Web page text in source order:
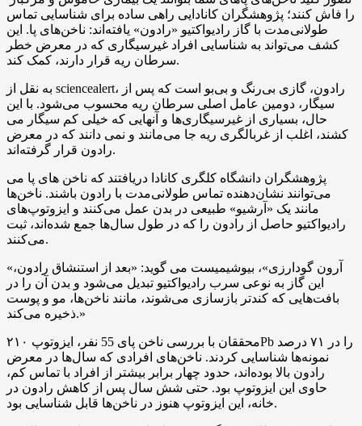
را فاش کنند؛ پژوهشگران کانادایی راهی ساده برای شناسایی تماس
طولانی‌مدت با گاز رادیواکتیو «رادون» یافته‌اند: ناخن‌های پا. این
کشف می‌تواند به شناسایی افراد غیرسیگاری که در معرض خطر
سرطان ریه قرار دارند، کمک کند.
به نقل از sciencealert، رادون، گازی بی‌رنگ و بی‌بو است که پس از
سیگار، دومین عامل اصلی سرطان ریه محسوب می‌شود. با این
حال، بسیاری از غیرسیگاری‌ها و آنهایی که خیلی کم سیگار می
کشند، اغلب از غربالگری ریه جا می‌مانند و نمی دانند که در معرض
رادون قرار گرفته‌اند.
پژوهشگران دانشگاه کلگری کانادا دریافتند که ناخن های پا می
می‌توانند نشان‌دهنده تماس طولانی‌مدت با رادون باشند. ناخن‌ها
مانند یک «آرشیو» طبیعی در بدن عمل می‌کنند و ایزوتوپ‌های
رادیواکتیو حاصل از رادون را که در طول سال‌ها جمع شده‌اند، ثبت
می‌کنند.
«آرون گودارزی»، بیوشیمیست می گوید: «بعد از استنشاق رادون،
این گاز به نوعی سرب رادیواکتیو تبدیل می‌شود و بدن آن را در
بافت‌هایی که کندتر بازسازی می‌شوند، مانند ناخن‌ها، مو و پوست
ذخیره می‌کند.»
محققان با بررسی ناخن‌ پای 55 نفر، ایزوتوپ ۲۱۰Pb را در ۷۱ درصد
نمونه‌ها شناسایی کردند. ناخن‌های افرادی که سال‌ها در معرض
رادون بالا بوده‌اند، حدود چهار برابر بیشتر از افراد با تماس کم،
حاوی این ایزوتوپ بود. حتی شش سال پس از کاهش رادون در
خانه، این ایزوتوپ هنوز در ناخن‌ها قابل شناسایی بود.